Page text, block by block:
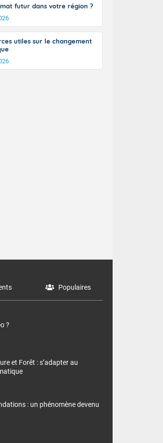
futur dans votre région ?
utiles sur le changement
Populaires
?
et Forêt : s’adapter au
: un phénomène devenu